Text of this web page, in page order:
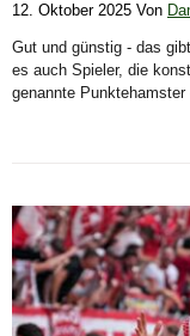
12. Oktober 2025 Von
Gut und günstig - das
es auch Spieler, die
genannte